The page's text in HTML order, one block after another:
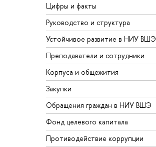
Цифры и факты
Руководство и структура
Устойчивое развитие в НИУ ВШЭ
Преподаватели и сотрудники
Корпуса и общежития
Закупки
Обращения граждан в НИУ ВШЭ
Фонд целевого капитала
Противодействие коррупции